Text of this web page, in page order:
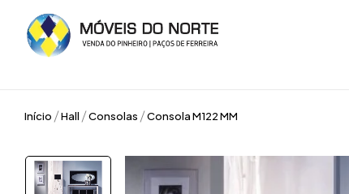
Início Hall Consolas Consola M122 MM